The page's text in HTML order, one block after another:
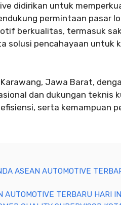
didirikan untuk
permintaan pasar
berkualitas, termasuk
solusi pencahayaan untuk
Jawa Barat,
dan dukungan teknis
serta kemampuan
ASEAN AUTOMOTIVE
AUTOMOTIVE TERBARU HARI